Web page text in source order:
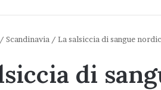
/ Scandinavia / La salsiccia di sangue
di